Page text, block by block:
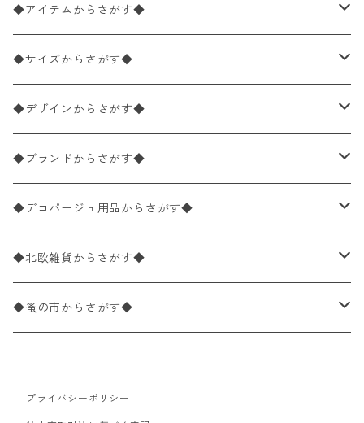
◆アイテムからさがす◆
ペーパーナプキン2枚バラ売り
ペーパーナプキン1枚バラ売り
ペーパーナプキン20枚入りパック
ペーパーナプキン10枚入りパック
ライスペーパー
ペーパーリネンナプキン
ワックスペーパー
◆サイズからさがす◆
33×33cm（ランチサイズ）
バラ売り
パック売り
25×25cm（カクテルサイズ）
バラ売り
パック売り
40×40cm（ディナーサイズ）
バラ売り
パック売り
21×21cm（ポケットサイズ）
バラ売り
33cm（ラウンド）
◆デザインからさがす◆
花柄
植物・グリーン柄
動物・鳥・昆虫・蝶柄
海・魚柄
食べ物・フルーツ・野菜・ドリンク柄
◆ブランドからさがす◆
ドイツ製 IHR/イア
ランチサイズ
カクテルサイズ
ドイツ製 Ambiente/アンビエンテ
ランチサイズ
ドイツ製 Paperproducts Design
カクテルサイズ
ランチサイズ
ドイツ製 ti-flair/ティーフレア
◆デコパージュ用品からさがす◆
デコパージュ液
デコパージュ下地
デコパージュはさみ
◆北欧雑貨からさがす◆
シリコンモールド
トレイ
◆蚤の市からさがす◆
北欧雑貨
プライバシーポリシー